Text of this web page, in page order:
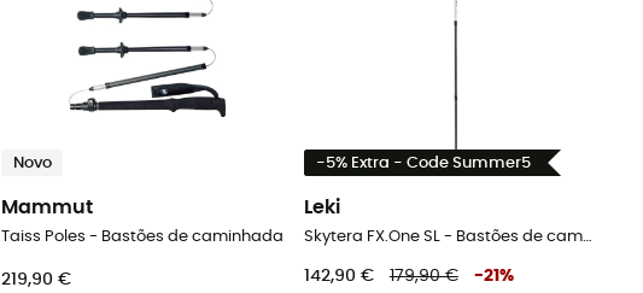
Novo
Mammut
Taiss Poles - Bastões de caminhada
219,90 €
-5% Extra - Code Summer5
Leki
Skytera FX.One SL - Bastões de caminhada
142,90 € 179,90 € -21 %